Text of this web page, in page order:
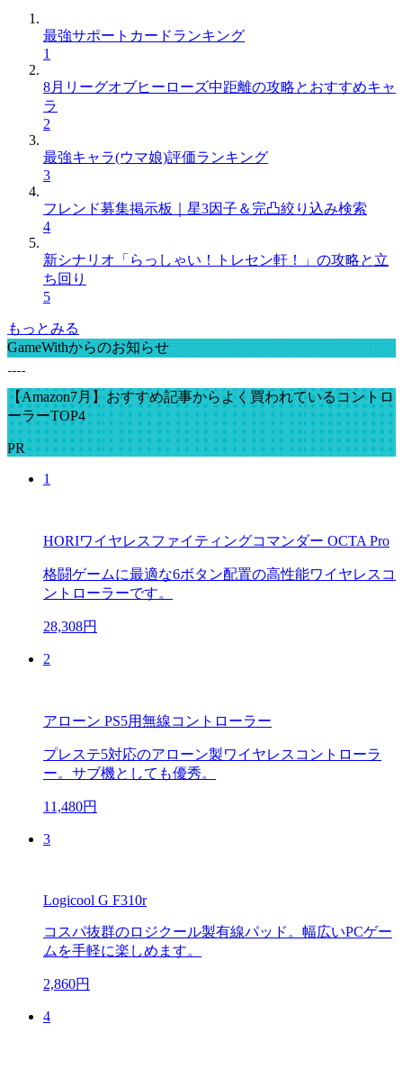
最強サポートカードランキング
1
8月リーグオブヒーローズ中距離の攻略とおすすめキャ
ラ
2
最強キャラ(ウマ娘)評価ランキング
3
フレンド募集掲示板｜星3因子＆完凸絞り込み検索
4
新シナリオ「らっしゃい！トレセン軒！」の攻略と立
ち回り
5
もっとみる
GameWithからのお知らせ
【Amazon7月】おすすめ記事からよく買われているコントロ
ーラーTOP4
PR
1
HORIワイヤレスファイティングコマンダー OCTA Pro
格闘ゲームに最適な6ボタン配置の高性能ワイヤレスコ
ントローラーです。
28,308円
2
アローン PS5用無線コントローラー
プレステ5対応のアローン製ワイヤレスコントローラ
ー。サブ機としても優秀。
11,480円
3
Logicool G F310r
コスパ抜群のロジクール製有線パッド。幅広いPCゲー
ムを手軽に楽しめます。
2,860円
4